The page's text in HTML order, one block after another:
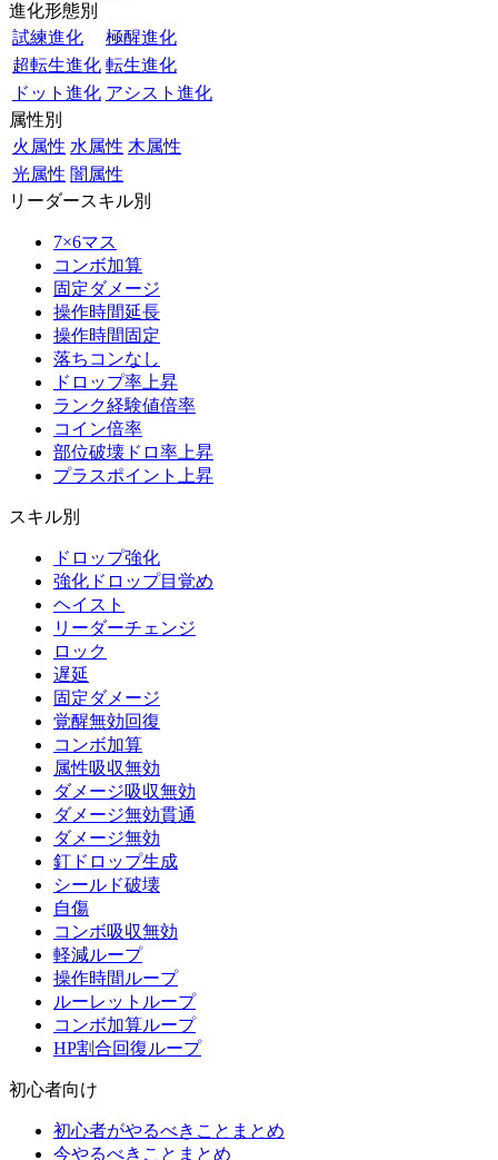
進化形態別
試練進化
極醒進化
超転生進化 転生進化
ドット進化 アシスト進化
属性別
火属性 水属性 木属性
光属性 闇属性
リーダースキル別
7×6マス
コンボ加算
固定ダメージ
操作時間延長
操作時間固定
落ちコンなし
ドロップ率上昇
ランク経験値倍率
コイン倍率
部位破壊ドロ率上昇
プラスポイント上昇
スキル別
ドロップ強化
強化ドロップ目覚め
ヘイスト
リーダーチェンジ
ロック
遅延
固定ダメージ
覚醒無効回復
コンボ加算
属性吸収無効
ダメージ吸収無効
ダメージ無効貫通
ダメージ無効
釘ドロップ生成
シールド破壊
自傷
コンボ吸収無効
軽減ループ
操作時間ループ
ルーレットループ
コンボ加算ループ
HP割合回復ループ
初心者向け
初心者がやるべきことまとめ
今やるべきことまとめ